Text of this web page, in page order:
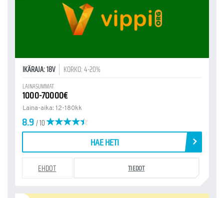
IKÄRAJA: 18V KORKO: 4-20%
LAINASUMMAT
1000-70000€
Laina-aika: 12-180kk
8.9/ 10
HAE HETI
EHDOT TIEDOT